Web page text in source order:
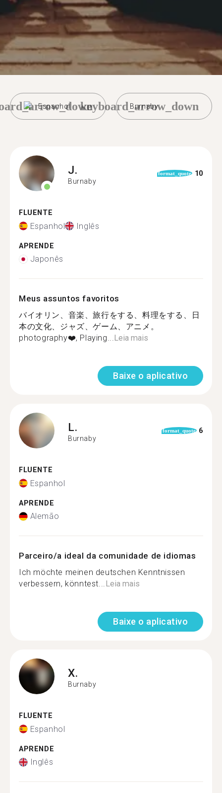
Espanhol Burnaby
keyboard_arrow_down
J.
Burnaby
format_quote 10
FLUENTE
Espanhol Inglês
APRENDE
Japonês
Meus assuntos favoritos
バイオリン、音楽、旅行をする、料理をする、日
本の文化、ジャズ、ゲーム、アニメ。
photography❤️, Playing...Leia mais
Baixe o aplicativo
L.
Burnaby
format_quote 6
FLUENTE
Espanhol
APRENDE
Alemão
Parceiro/a ideal da comunidade de idiomas
Ich möchte meinen deutschen Kenntnissen
verbessern, könntest...Leia mais
Baixe o aplicativo
X.
Burnaby
FLUENTE
Espanhol
APRENDE
Inglês